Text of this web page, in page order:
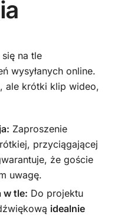
na tle
wysyłanych online.
ale krótki klip wideo,
Zaproszenie
przyciągającej
że goście
uwagę.
w tle: Do projektu
idealnie